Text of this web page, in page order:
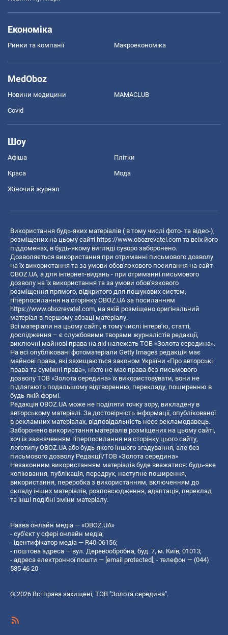
Економіка
Ринки та компанії Макроекономіка
MedOboz
Новини медицини MAMACLUB
Covid
Шоу
Афіша Плітки
Краса Мода
Жіночий журнал
Використання будь-яких матеріалів ( в тому числі фото- та відео-),
розміщених на цьому сайті https://www.obozrevatel.com та всіх його
піддоменах, в будь-якому вигляді суворо заборонено.
Дозволяється використання при отриманні письмового дозволу
на їх використання та за умови обов'язкового посилання на сайт
OBOZ.UA, а для інтернет-видань - при отриманні письмового
дозволу на їх використання та за умови обов'язкового
розміщення прямого, відкритого для пошукових систем,
гіперпосилання на сторінку OBOZ.UA за посиланням
https://www.obozrevatel.com, на якій розміщено оригінальний
матеріал в першому абзаці матеріалу.
Всі матеріали на цьому сайті, в тому числі інтерв’ю, статті,
дослідження – є службовими творами журналістів редакції,
виключні майнові права на які належать ТОВ «Золота середина».
На всі опубліковані фотоматеріали Getty Images редакція має
майнові права, які захищаються законом України «Про авторські
права та суміжні права», ніхто не має права без письмового
дозволу ТОВ «Золота середина» їх використовувати, вони не
підлягають подальшому відтворенню, перекладу, поширенню в
будь-якій формі.
Редакція OBOZ.UA може не поділяти точку зору, викладену в
авторському матеріалі. За достовірність інформації, опублікованої
в рекламних матеріалах, відповідальність несе рекламодавець.
Заборонено використання матеріалів розміщених на цьому сайті,
хоч із зазначенням гіперпосилання на сторінку цього сайту,
логотипу OBOZ.UA або будь-якого іншого згадування, але без
письмового дозволу Редакції/ТОВ «Золота середина»
Незаконним використанням матеріалів буде вважатися: будь-яке
копiювання, публiкацiя, передрук, наступне поширення,
використання, переробка з використанням, включенням до
складу інших матеріалів, розповсюдження, адаптація, переклад
та інші подібні зміни матеріалу.
Назва онлайн медіа — «OBOZ.UA»
- суб'єкт у сфері онлайн медіа;
- ідентифікатор медіа — R40-06156;
- поштова адреса — вул. Деревообробна, буд. 7, м. Київ, 01013;
- адреса електронної пошти — [email protected]; - телефон — (044)
585 46 20
© 2026 Всі права захищені, ТОВ "Золота середина".